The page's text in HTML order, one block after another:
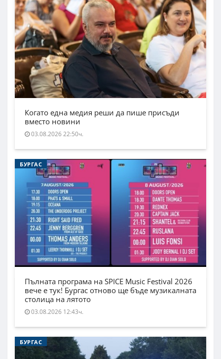
Когато една медия реши да пише присъди
вместо новини
03.08.2026 22:50ч.
БУРГАС
Пълната програма на SPICE Music Festival 2026
вече е тук! Бургас отново ще бъде музикалната
столица на лятото
03.08.2026 12:43ч.
БУРГАС